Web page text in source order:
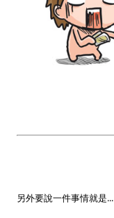
另外要說一件事情就是...